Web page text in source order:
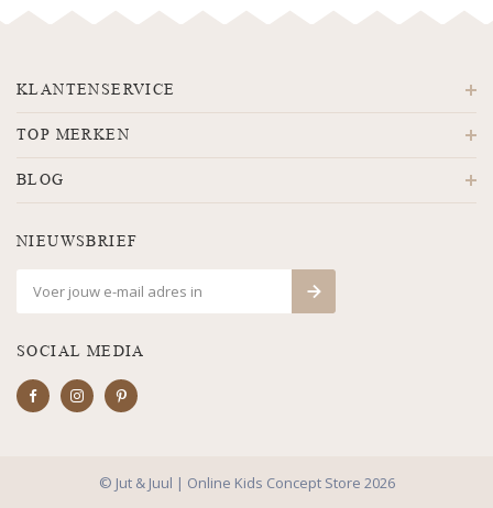
KLANTENSERVICE
TOP MERKEN
BLOG
NIEUWSBRIEF
SOCIAL MEDIA
© Jut & Juul | Online Kids Concept Store 2026